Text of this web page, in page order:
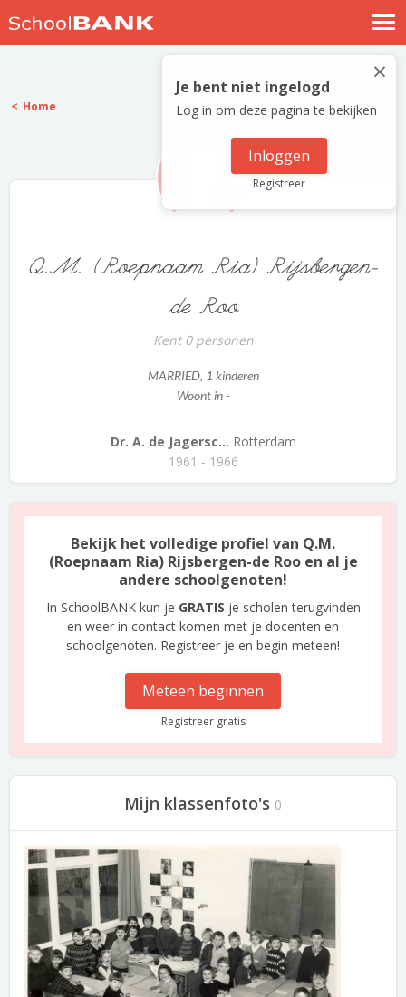
Nostalgische verhalen
Log in
Meld je gratis aan
×
Je bent niet ingelogd
Log in om deze pagina te bekijken
Inloggen
Registreer
Home
Q.M. (Roepnaam Ria) Rijsbergen-
de Roo
Kent 0 personen
MARRIED, 1 kinderen
Woont in -
Dr. A. de Jagersc... Rotterdam
1961 - 1966
Bekijk het volledige profiel van Q.M.
(Roepnaam Ria) Rijsbergen-de Roo en al je
andere schoolgenoten!
In SchoolBANK kun je GRATIS je scholen terugvinden
en weer in contact komen met je docenten en
schoolgenoten. Registreer je en begin meteen!
Meteen beginnen
Registreer gratis
Mijn klassenfoto's 0